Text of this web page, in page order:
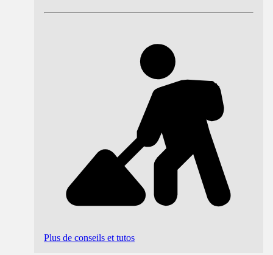
Plus de conseils et tutos